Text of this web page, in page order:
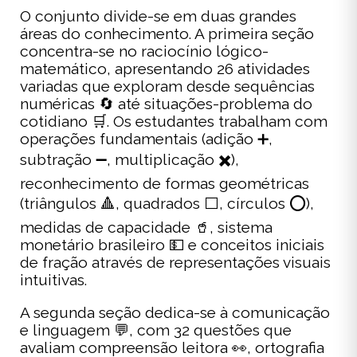
O conjunto divide-se em duas grandes
áreas do conhecimento. A primeira seção
concentra-se no raciocínio lógico-
matemático, apresentando 26 atividades
variadas que exploram desde sequências
numéricas 🔄 até situações-problema do
cotidiano 🛒. Os estudantes trabalham com
operações fundamentais (adição ➕,
subtração ➖, multiplicação ✖️),
reconhecimento de formas geométricas
(triângulos 🔺, quadrados ⬜, círculos ⭕),
medidas de capacidade 🥤, sistema
monetário brasileiro 💵 e conceitos iniciais
de fração através de representações visuais
intuitivas.
A segunda seção dedica-se à comunicação
e linguagem 💬, com 32 questões que
avaliam compreensão leitora 👀, ortografia